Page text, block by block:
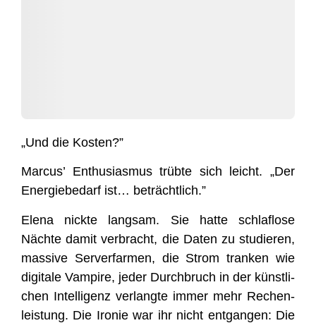
„Und die Kosten?”
Mar­cus’ Enthu­si­as­mus trüb­te sich leicht. „Der
Ener­gie­be­darf ist… beträchtlich.”
Ele­na nick­te lang­sam. Sie hat­te schlaf­lo­se
Näch­te damit ver­bracht, die Daten zu stu­die­ren,
mas­si­ve Ser­ver­far­men, die Strom tran­ken wie
digi­ta­le Vam­pi­re, jeder Durch­bruch in der künst­li­
chen Intel­li­genz ver­lang­te immer mehr Rechen­
leis­tung. Die Iro­nie war ihr nicht ent­gan­gen: Die